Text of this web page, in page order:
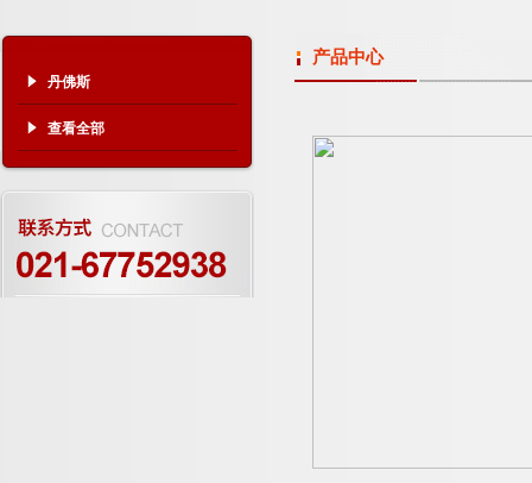
丹佛斯
查看全部
产品中心